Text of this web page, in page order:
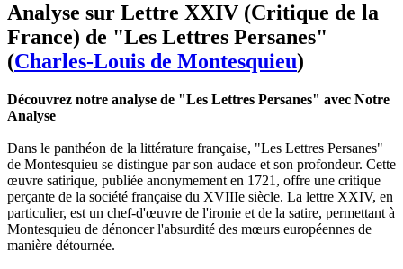
Analyse sur Lettre XXIV (Critique de la
France) de "Les Lettres Persanes"
(Charles-Louis de Montesquieu)
Découvrez notre analyse de "Les Lettres Persanes" avec Notre
Analyse
Dans le panthéon de la littérature française, "Les Lettres Persanes"
de Montesquieu se distingue par son audace et son profondeur. Cette
œuvre satirique, publiée anonymement en 1721, offre une critique
perçante de la société française du XVIIIe siècle. La lettre XXIV, en
particulier, est un chef-d'œuvre de l'ironie et de la satire, permettant à
Montesquieu de dénoncer l'absurdité des mœurs européennes de
manière détournée.